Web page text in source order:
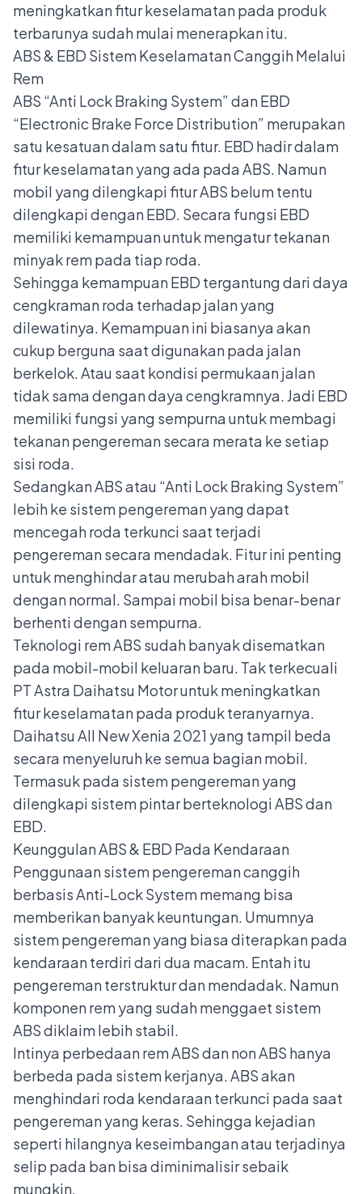
meningkatkan fitur keselamatan pada produk
terbarunya sudah mulai menerapkan itu.
ABS & EBD Sistem Keselamatan Canggih Melalui
Rem
ABS “Anti Lock Braking System” dan EBD
“Electronic Brake Force Distribution” merupakan
satu kesatuan dalam satu fitur. EBD hadir dalam
fitur keselamatan yang ada pada ABS. Namun
mobil yang dilengkapi fitur ABS belum tentu
dilengkapi dengan EBD. Secara fungsi EBD
memiliki kemampuan untuk mengatur tekanan
minyak rem pada tiap roda.
Sehingga kemampuan EBD tergantung dari daya
cengkraman roda terhadap jalan yang
dilewatinya. Kemampuan ini biasanya akan
cukup berguna saat digunakan pada jalan
berkelok. Atau saat kondisi permukaan jalan
tidak sama dengan daya cengkramnya. Jadi EBD
memiliki fungsi yang sempurna untuk membagi
tekanan pengereman secara merata ke setiap
sisi roda.
Sedangkan ABS atau “Anti Lock Braking System”
lebih ke sistem pengereman yang dapat
mencegah roda terkunci saat terjadi
pengereman secara mendadak. Fitur ini penting
untuk menghindar atau merubah arah mobil
dengan normal. Sampai mobil bisa benar-benar
berhenti dengan sempurna.
Teknologi rem ABS sudah banyak disematkan
pada mobil-mobil keluaran baru. Tak terkecuali
PT Astra Daihatsu Motor untuk meningkatkan
fitur keselamatan pada produk teranyarnya.
Daihatsu All New Xenia 2021 yang tampil beda
secara menyeluruh ke semua bagian mobil.
Termasuk pada sistem pengereman yang
dilengkapi sistem pintar berteknologi ABS dan
EBD.
Keunggulan ABS & EBD Pada Kendaraan
Penggunaan sistem pengereman canggih
berbasis Anti-Lock System memang bisa
memberikan banyak keuntungan. Umumnya
sistem pengereman yang biasa diterapkan pada
kendaraan terdiri dari dua macam. Entah itu
pengereman terstruktur dan mendadak. Namun
komponen rem yang sudah menggaet sistem
ABS diklaim lebih stabil.
Intinya perbedaan rem ABS dan non ABS hanya
berbeda pada sistem kerjanya. ABS akan
menghindari roda kendaraan terkunci pada saat
pengereman yang keras. Sehingga kejadian
seperti hilangnya keseimbangan atau terjadinya
selip pada ban bisa diminimalisir sebaik
mungkin.